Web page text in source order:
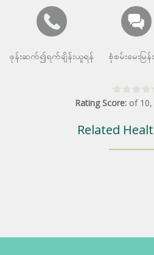
ဖုန်းဆက်၍ရက်ချိန်းယူရန် စုံစမ်းမေးမြန်
Rating Score: of 10,
Related